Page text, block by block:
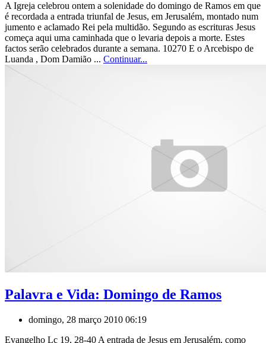
A Igreja celebrou ontem a solenidade do domingo de Ramos em que
é recordada a entrada triunfal de Jesus, em Jerusalém, montado num
jumento e aclamado Rei pela multidão. Segundo as escrituras Jesus
começa aqui uma caminhada que o levaria depois a morte. Estes
factos serão celebrados durante a semana. 10270 E o Arcebispo de
Luanda , Dom Damião ... Continuar...
Palavra e Vida: Domingo de Ramos
domingo, 28 março 2010 06:19
Evangelho Lc 19, 28-40 A entrada de Jesus em Jerusalém, como